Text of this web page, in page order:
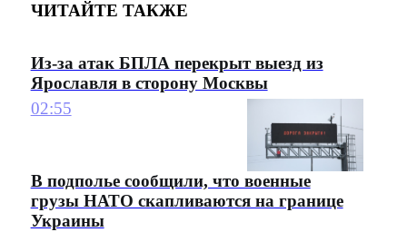
ЧИТАЙТЕ ТАКЖЕ
Из-за атак БПЛА перекрыт выезд из
Ярославля в сторону Москвы
02:55
В подполье сообщили, что военные
грузы НАТО скапливаются на границе
Украины